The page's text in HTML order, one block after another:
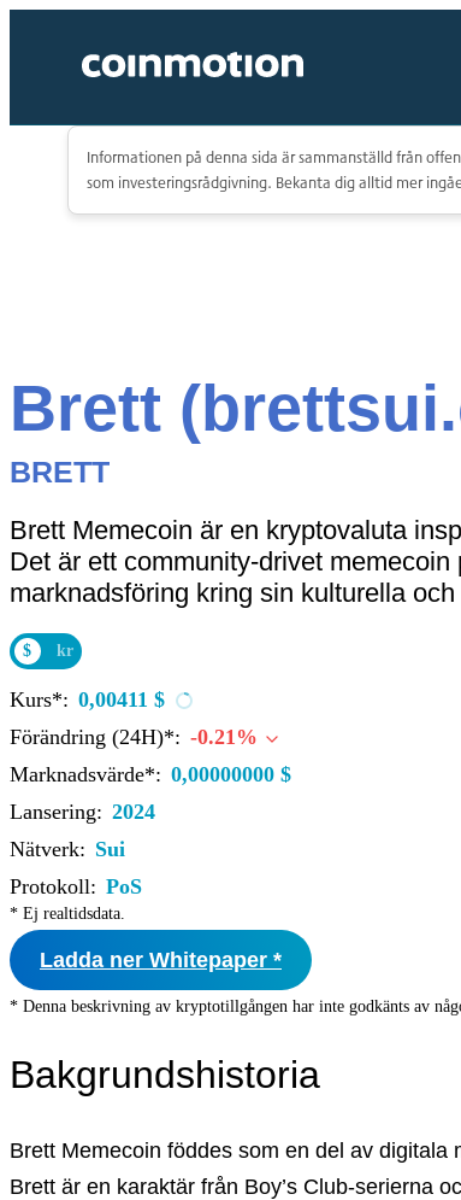
Informationen på denna sida är sammanställd från
som investeringsrådgivning. Bekanta dig alltid mer
Brett
BRETT
Brett Memecoin är en kryptovaluta
Det är ett community-drivet
marknadsföring kring sin kulturella
$ kr
Kurs*: 0,00411 $
Förändring (24H)*: -0.21%
Marknadsvärde*: 0,00000000 $
Lansering: 2024
Nätverk: Sui
Protokoll: PoS
* Ej realtidsdata.
Ladda ner Whitepaper *
* Denna beskrivning av kryptotillgången har inte godkänts av
Bakgrundshistoria
Brett Memecoin föddes som en del av
Brett är en karaktär från Boy’s Club-serierna